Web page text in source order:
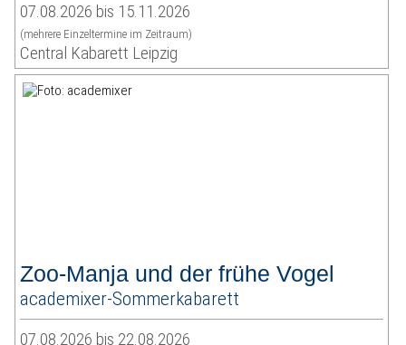
07.08.2026 bis 15.11.2026
(mehrere Einzeltermine im Zeitraum)
Central Kabarett Leipzig
Zoo-Manja und der frühe Vogel
academixer-Sommerkabarett
07.08.2026 bis 22.08.2026